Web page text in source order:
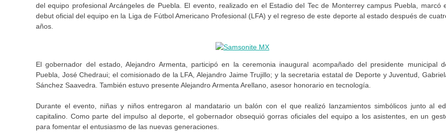
del equipo profesional Arcángeles de Puebla. El evento, realizado en el Estadio del Tec de Monterrey campus Puebla, marcó
debut oficial del equipo en la Liga de Fútbol Americano Profesional (LFA) y el regreso de este deporte al estado después de
años.
El gobernador del estado, Alejandro Armenta, participó en la ceremonia inaugural acompañado del presidente municipal
Puebla, José Chedraui; el comisionado de la LFA, Alejandro Jaime Trujillo; y la secretaria estatal de Deporte y Juventud,
Sánchez Saavedra. También estuvo presente Alejandro Armenta Arellano, asesor honorario en tecnología.
Durante el evento, niñas y niños entregaron al mandatario un balón con el que realizó lanzamientos simbólicos junto al
capitalino. Como parte del impulso al deporte, el gobernador obsequió gorras oficiales del equipo a los asistentes, en un
para fomentar el entusiasmo de las nuevas generaciones.